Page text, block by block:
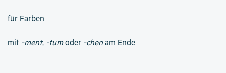
für Farben
mit -ment, -tumoder -chen am Ende